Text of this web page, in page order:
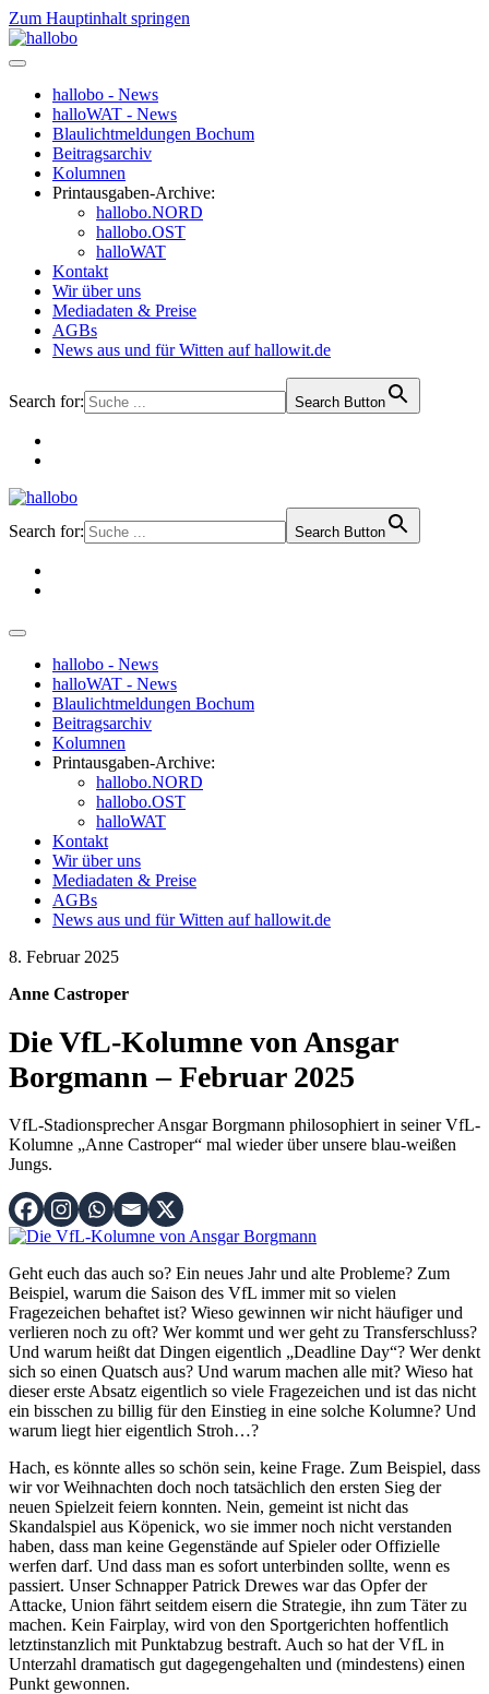
Zum Hauptinhalt springen
hallobo - News
halloWAT - News
Blaulichtmeldungen Bochum
Beitragsarchiv
Kolumnen
Printausgaben-Archive:
hallobo.NORD
hallobo.OST
halloWAT
Kontakt
Wir über uns
Mediadaten & Preise
AGBs
News aus und für Witten auf hallowit.de
Search for: Search Button
Search for: Search Button
hallobo - News
halloWAT - News
Blaulichtmeldungen Bochum
Beitragsarchiv
Kolumnen
Printausgaben-Archive:
hallobo.NORD
hallobo.OST
halloWAT
Kontakt
Wir über uns
Mediadaten & Preise
AGBs
News aus und für Witten auf hallowit.de
8. Februar 2025
Anne Castroper
Die VfL-Kolumne von Ansgar
Borgmann – Februar 2025
VfL-Stadionsprecher Ansgar Borgmann philosophiert in seiner VfL-
Kolumne „Anne Castroper“ mal wieder über unsere blau-weißen
Jungs.
Geht euch das auch so? Ein neues Jahr und alte Probleme? Zum
Beispiel, warum die Saison des VfL immer mit so vielen
Fragezeichen behaftet ist? Wieso gewinnen wir nicht häufiger und
verlieren noch zu oft? Wer kommt und wer geht zu Transferschluss?
Und warum heißt dat Dingen eigentlich „Deadline Day“? Wer denkt
sich so einen Quatsch aus? Und warum machen alle mit? Wieso hat
dieser erste Absatz eigentlich so viele Fragezeichen und ist das nicht
ein bisschen zu billig für den Einstieg in eine solche Kolumne? Und
warum liegt hier eigentlich Stroh…?
Hach, es könnte alles so schön sein, keine Frage. Zum Beispiel, dass
wir vor Weihnachten doch noch tatsächlich den ersten Sieg der
neuen Spielzeit feiern konnten. Nein, gemeint ist nicht das
Skandalspiel aus Köpenick, wo sie immer noch nicht verstanden
haben, dass man keine Gegenstände auf Spieler oder Offizielle
werfen darf. Und dass man es sofort unterbinden sollte, wenn es
passiert. Unser Schnapper Patrick Drewes war das Opfer der
Attacke, Union fährt seitdem eisern die Strategie, ihn zum Täter zu
machen. Kein Fairplay, wird von den Sportgerichten hoffentlich
letztinstanzlich mit Punktabzug bestraft. Auch so hat der VfL in
Unterzahl dramatisch gut dagegengehalten und (mindestens) einen
Punkt gewonnen.